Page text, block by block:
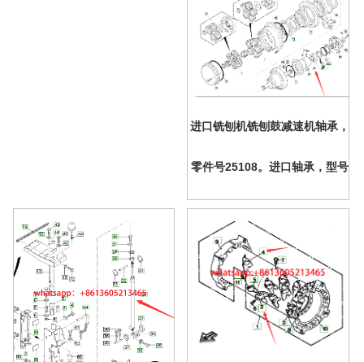
进口铣刨机铣刨鼓减速机轴承，
零件号25108。进口轴承，型号